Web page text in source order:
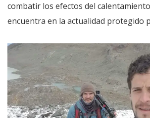
combatir los efectos del
encuentra en la actualidad protegido